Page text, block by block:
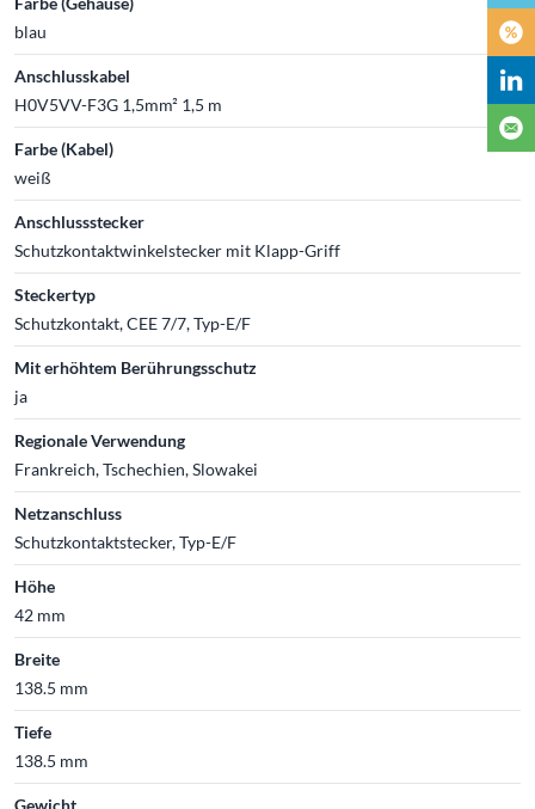
blau
Anschlusskabel
H0V5VV-F3G 1,5mm² 1,5 m
Farbe (Kabel)
weiß
Anschlussstecker
Schutzkontaktwinkelstecker mit Klapp-Griff
Steckertyp
Schutzkontakt, CEE 7/7, Typ-E/F
Mit erhöhtem Berührungsschutz
ja
Regionale Verwendung
Frankreich, Tschechien, Slowakei
Netzanschluss
Schutzkontaktstecker, Typ-E/F
Höhe
42 mm
Breite
138.5 mm
Tiefe
138.5 mm
Gewicht